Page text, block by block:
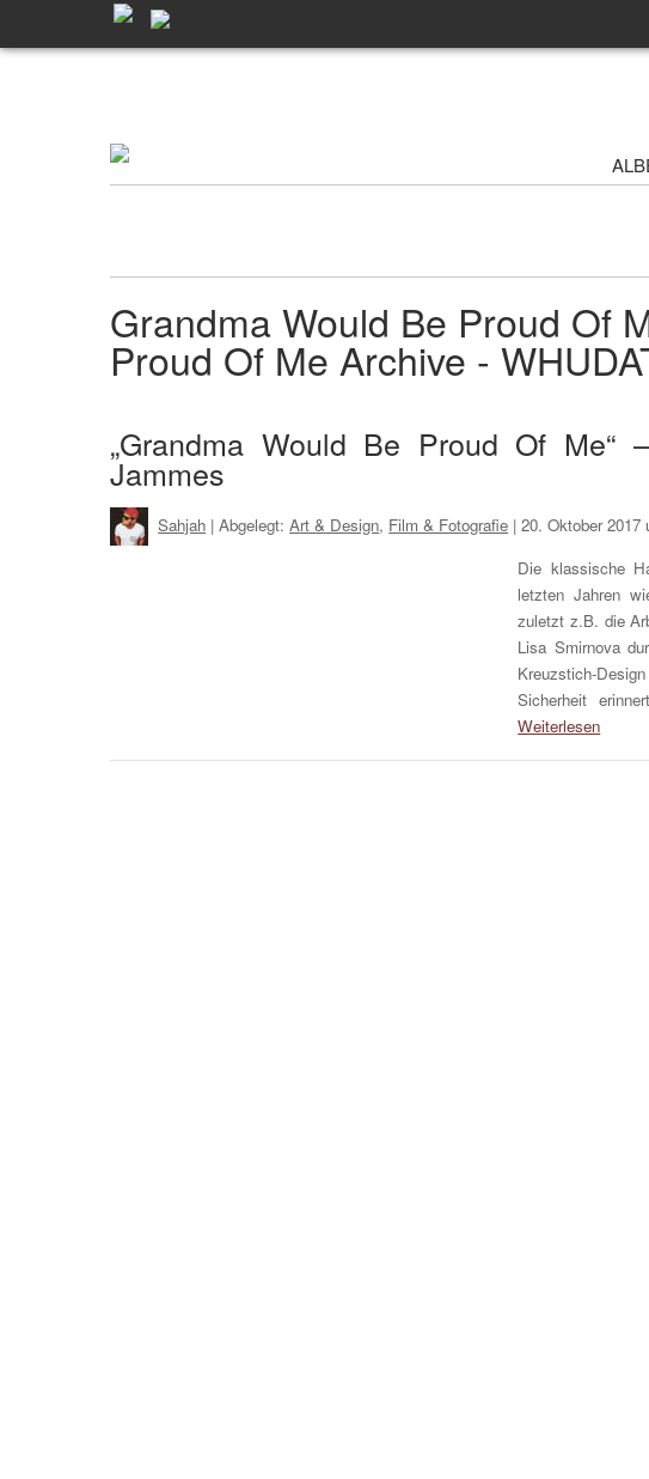
Grandma Would Be Proud Of
Proud Of Me Archive -
„Grandma Would Be Proud Of Me“
Jammes
Sahjah | Abgelegt:Art & Design, Film & Fotografie |20. Oktober 2017
Die klassische
letzten Jahren
zuletzt z.B. die
Lisa Smirnova
Kreuzstich-
Sicherheit
Weiterlesen